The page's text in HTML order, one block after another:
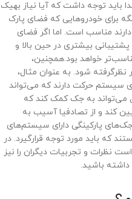
باید توجه داشت که آیا نیاز بهیک
برای خودروهایی که فضای پارک
مناسب است. اما اگر فضای
بیشتری در حین بالا و
خواهد بود.همچنین،
نظرگرفته شود. به عنوان مثال،
سیستم حرکت دارند که می‌تواند
می‌تواند به جک کمک کند که
کند و از تصادفیا آسیب به
پارکینگی دارای سیستم‌های
که باید مورد توجه قرارگیرد. در
نظرات و تجربیات دیگران را نیز
داشته باشید.